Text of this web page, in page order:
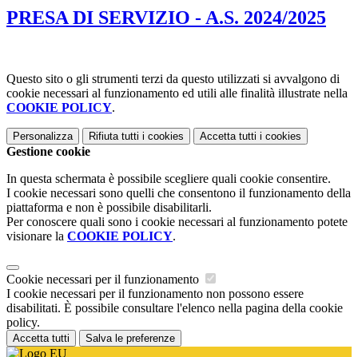
PRESA DI SERVIZIO - A.S. 2024/2025
Questo sito o gli strumenti terzi da questo utilizzati si avvalgono di
cookie necessari al funzionamento ed utili alle finalità illustrate nella
COOKIE POLICY.
Personalizza Rifiuta tutti i cookies Accetta tutti i cookies
Gestione cookie
In questa schermata è possibile scegliere quali cookie consentire.
I cookie necessari sono quelli che consentono il funzionamento della
piattaforma e non è possibile disabilitarli.
Per conoscere quali sono i cookie necessari al funzionamento potete
visionare la COOKIE POLICY.
Cookie necessari per il funzionamento
I cookie necessari per il funzionamento non possono essere
disabilitati. È possibile consultare l'elenco nella pagina della cookie
policy.
Accetta tutti Salva le preferenze